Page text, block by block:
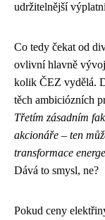
udržitelnější
Co tedy čekat od
ovlivní hlavně
kolik ČEZ vydělá.
těch ambiciózních
Třetím zásadním
akcionáře – ten
transformace
Dává to smysl, ne?
Pokud ceny